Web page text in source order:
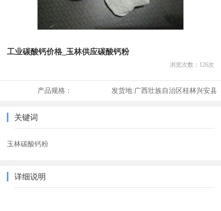
工业碳酸钙价格_玉林供应碳酸钙粉
浏览次数： 126次
产品规格： 发货地:广西壮族自治区桂林兴安县
关键词
玉林碳酸钙粉
详细说明